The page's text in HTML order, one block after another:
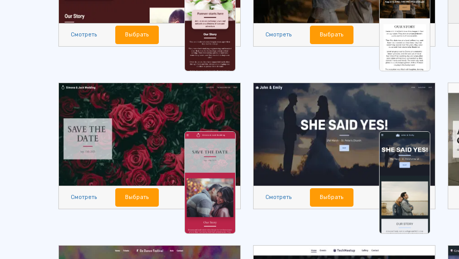
Смотреть Выбрать Смотреть Выбрать
Смотреть Выбрать Смотреть Выбрать